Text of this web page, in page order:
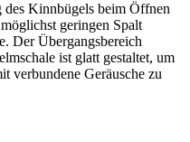
des Kinnbügels beim Öffnen
geringen Spalt
Der Übergangsbereich
ist glatt gestaltet, um
verbundene Geräusche zu